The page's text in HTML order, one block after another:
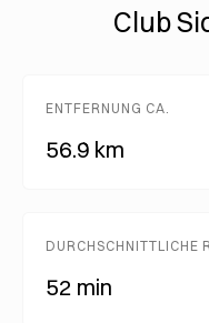
Club
ENTFERNUNG CA.
56.9 km
DURCHSCHNITTLICHE
52 min